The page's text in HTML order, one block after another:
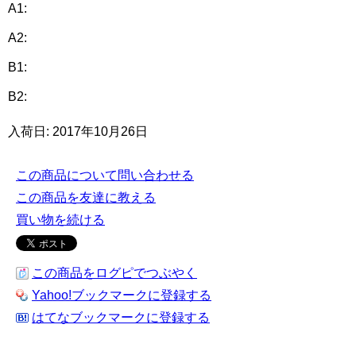
A1:
A2:
B1:
B2:
入荷日: 2017年10月26日
この商品について問い合わせる
この商品を友達に教える
買い物を続ける
この商品をログピでつぶやく
Yahoo!ブックマークに登録する
はてなブックマークに登録する